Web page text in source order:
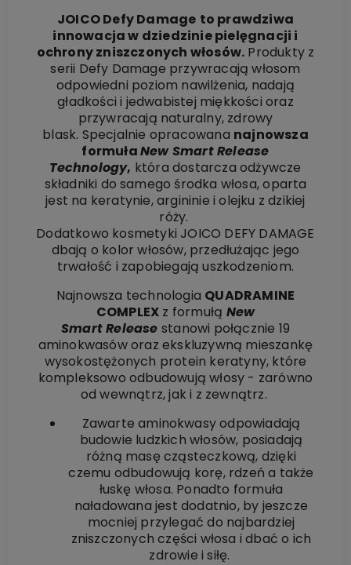
JOICO Defy Damage to prawdziwa
innowacja w dziedzinie pielęgnacji i
ochrony zniszczonych włosów. Produkty z
serii Defy Damage przywracają włosom
odpowiedni poziom nawilżenia, nadają
gładkości i jedwabistej miękkości oraz
przywracają naturalny, zdrowy
blask. Specjalnie opracowana najnowsza
formułaNew Smart Release
Technology, która dostarcza odżywcze
składniki do samego środka włosa, oparta
jest na keratynie, argininie i olejku z dzikiej
róży.
Dodatkowo kosmetyki JOICO DEFY DAMAGE
dbają o kolor włosów, przedłużając jego
trwałość i zapobiegają uszkodzeniom.
Najnowsza technologia QUADRAMINE
COMPLEX z formułą New
Smart Release stanowi połącznie 19
aminokwasów oraz ekskluzywną mieszankę
wysokostężonych protein keratyny, które
kompleksowo odbudowują włosy - zarówno
od wewnątrz, jak i z zewnątrz.
Zawarte aminokwasy odpowiadają
budowie ludzkich włosów, posiadają
różną masę cząsteczkową, dzięki
czemu odbudowują korę, rdzeń a także
łuskę włosa. Ponadto formuła
naładowana jest dodatnio, by jeszcze
mocniej przylegać do najbardziej
zniszczonych części włosa i dbać o ich
zdrowie i siłę.